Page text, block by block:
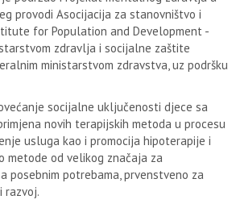
provodi Asocijacija za stanovništvo i
for Population and Development -
zdravlja i socijalne zaštite
ministarstvom zdravstva, uz podršku
socijalne uključenosti djece sa
novih terapijskih metoda u procesu
usluga kao i promocija hipoterapije i
metode od velikog značaja za
posebnim potrebama, prvenstveno za
razvoj.